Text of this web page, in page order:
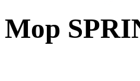
Mop